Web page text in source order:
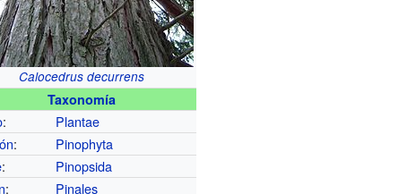
Calocedrus decurrens
Taxonomía
:
Plantae
:
Pinophyta
:
Pinopsida
:
Pinales